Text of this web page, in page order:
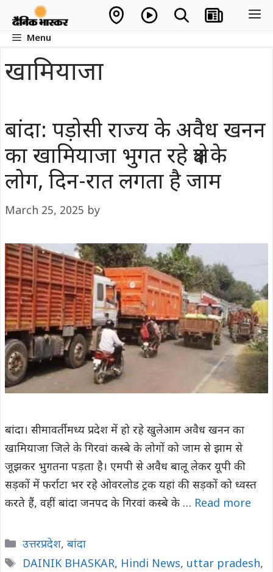
contentMenu
खामियाजा
बांदा: पड़ोसी राज्य के अवैध खनन
का खामियाजा भुगत रहे क्षेत्र के
लोग, दिन-रात लगता है जाम
March 25, 2025 by
बांदा। सीमावर्ती मध्य प्रदेश में हो रहे खुलेआम अवैध खनन का
खामियाजा जिले के गिरवां कस्बे के लोगों को जाम से झाम से
जूझकर भुगतना पड़ता है। एमपी से अवैध बालू लेकर यूपी की
सड़कों में फर्राटा भर रहे ओवरलोड ट्रक यहां की सड़कों को ध्वस्त
करते हैं, वहीं बांदा जनपद के गिरवां कस्बे के … Read more
Categories
उत्तरप्रदेश, बांदा
Tags
DAINIK BHASKAR, Hindi News, uttar pradesh,